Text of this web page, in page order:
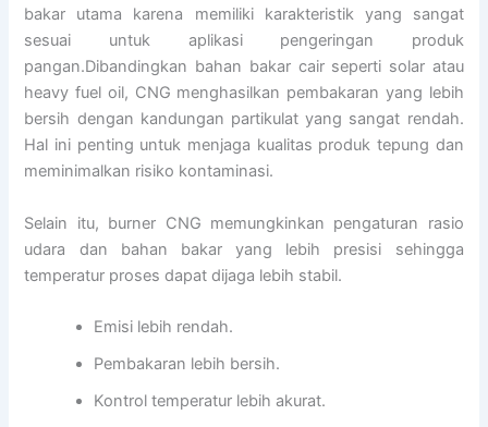
bakar utama karena memiliki karakteristik yang sangat
sesuai untuk aplikasi pengeringan produk
pangan.Dibandingkan bahan bakar cair seperti solar atau
heavy fuel oil, CNG menghasilkan pembakaran yang lebih
bersih dengan kandungan partikulat yang sangat rendah.
Hal ini penting untuk menjaga kualitas produk tepung dan
meminimalkan risiko kontaminasi.
Selain itu, burner CNG memungkinkan pengaturan rasio
udara dan bahan bakar yang lebih presisi sehingga
temperatur proses dapat dijaga lebih stabil.
Emisi lebih rendah.
Pembakaran lebih bersih.
Kontrol temperatur lebih akurat.